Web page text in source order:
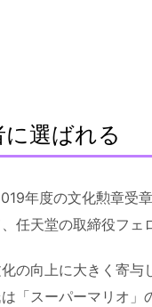
選ばれる
年度の文化勲章受
任天堂の取締役フェ
の向上に大きく寄
「スーパーマリオ